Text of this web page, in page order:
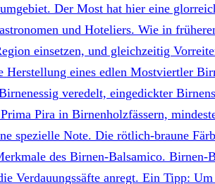
Der Most hat hier eine
und Hoteliers. Wie in
einsetzen, und gleichzeitig
eines edlen Mostviertler
veredelt, eingedickter
Pira in Birnenholzfässern,
spezielle Note. Die rötlich-braune
des Birnen-Balsamico.
Verdauungssäfte anregt. Ein Tipp: